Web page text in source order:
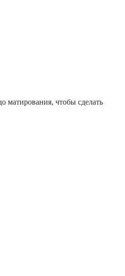
матирования, чтобы сделать